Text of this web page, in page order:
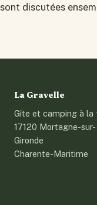
sont discutées
La Gravelle
Gîte et camping à la
17120 Mortagne-sur-
Gironde
Charente-Maritime